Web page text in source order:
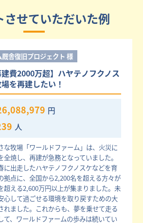
させていただいた例
舎復旧プロジェクト 様
費2000万超】ハヤテノフクノス
を再建したい！
円
人
な牧場「ワールドファーム」は、火災に
焼し、再建が急務となっていました。
に出走したハヤテノフクノスケなどを育
拠点に、全国から2,200名を超える方々が
超える2,600万円以上が集まりました。未
心して過ごせる環境を取り戻すための大
れました。これからも、夢を乗せて走る
て、ワールドファームの歩みは続いてい